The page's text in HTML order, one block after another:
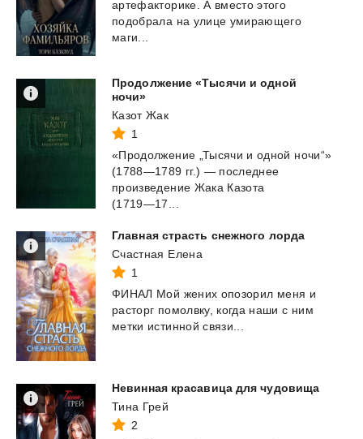
артефакторике. А вместо этого
подобрала на улице умирающего
маги...
Продолжение «Тысячи и одной
ночи»
Казот Жак
1
«Продолжение „Тысячи и одной ночи“»
(1788—1789 гг.) — последнее
произведение Жака Казота
(1719—17...
Главная страсть снежного лорда
Счастная Елена
1
ФИНАЛ Мой жених опозорил меня и
расторг помолвку, когда наши с ним
метки истинной связи...
Невинная красавица для чудовища
Тина Грей
2